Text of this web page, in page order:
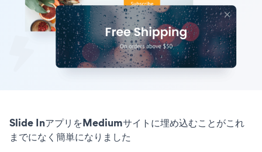
Slide InアプリをMediumサイトに埋め込むことがこれ
までになく簡単になりました